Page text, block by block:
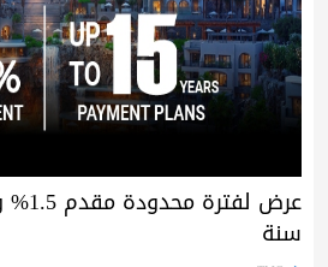
سنة